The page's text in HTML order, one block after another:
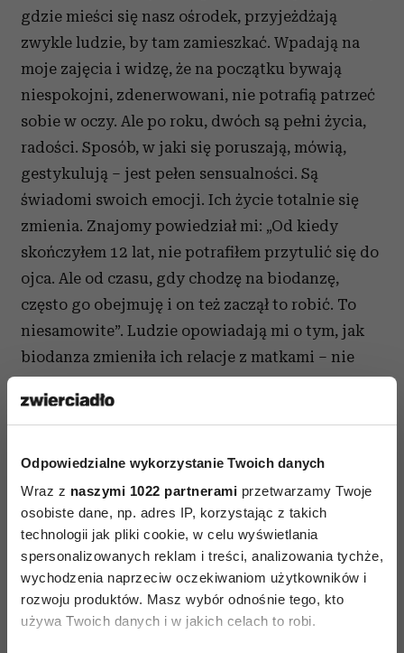
Odpowiedzialne wykorzystanie Twoich danych
Wraz z naszymi 1022 partnerami przetwarzamy Twoje
osobiste dane, np. adres IP, korzystając z takich
technologii jak pliki cookie, w celu wyświetlania
spersonalizowanych reklam i treści, analizowania tychże,
wychodzenia naprzeciw oczekiwaniom użytkowników i
rozwoju produktów. Masz wybór odnośnie tego, kto
używa Twoich danych i w jakich celach to robi.
gdzie mieści się nasz ośrodek, przyjeżdżają
zwykle ludzie, by tam zamieszkać. Wpadają na
moje zajęcia i widzę, że na początku bywają
niespokojni, zdenerwowani, nie potrafią patrzeć
sobie w oczy. Ale po roku, dwóch są pełni życia,
radości. Sposób, w jaki się poruszają, mówią,
gestykulują – jest pełen sensualności. Są
świadomi swoich emocji. Ich życie totalnie się
zmienia. Znajomy powiedział mi: „Od kiedy
skończyłem 12 lat, nie potrafiłem przytulić się do
ojca. Ale od czasu, gdy chodzę na biodanzę,
często go obejmuję i on też zaczął to robić. To
niesamowite”. Ludzie opowiadają mi o tym, jak
biodanza zmieniła ich relacje z matkami – nie
że dzięki zajęciom mniej krzyczą na dzieci,
Biznesmeni, którzy mieli kłopoty
z delegowaniem obowiązków albo
komunikowaniem się ze współpracownikami, na
biodanzie uczą się utrzymywać kontakt
wzrokowy. „Teraz jestem o wiele bardziej
efektywny. Mogę spotykać się z ludźmi, patrzeć
im w oczy i czuję się z tym znacznie lepiej. Przez